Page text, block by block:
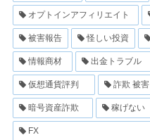
オプトインアフィリエイト
被害報告 怪しい投資
情報商材 出金トラブル
仮想通貨評判 詐欺 被害
暗号資産詐欺 稼げない
FX